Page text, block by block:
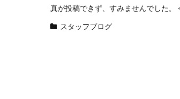
真が投稿できず、すみませんでした
スタッフブログ